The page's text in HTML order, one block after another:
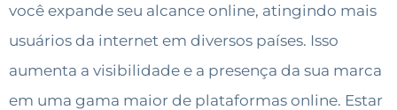
você expande seu alcance online, atingindo mais
usuários da internet em diversos países. Isso
aumenta a visibilidade e a presença da sua marca
em uma gama maior de plataformas online. Estar